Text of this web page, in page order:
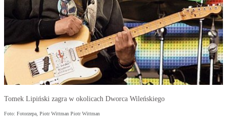
Tomek Lipiński zagra w okolicach Dworca Wileńskiego
Foto: Fotorzepa, Piotr Wittman Piotr Wittman